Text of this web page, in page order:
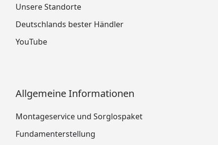
Unsere Standorte
Deutschlands bester Händler
YouTube
Allgemeine Informationen
Montageservice und Sorglospaket
Fundamenterstellung